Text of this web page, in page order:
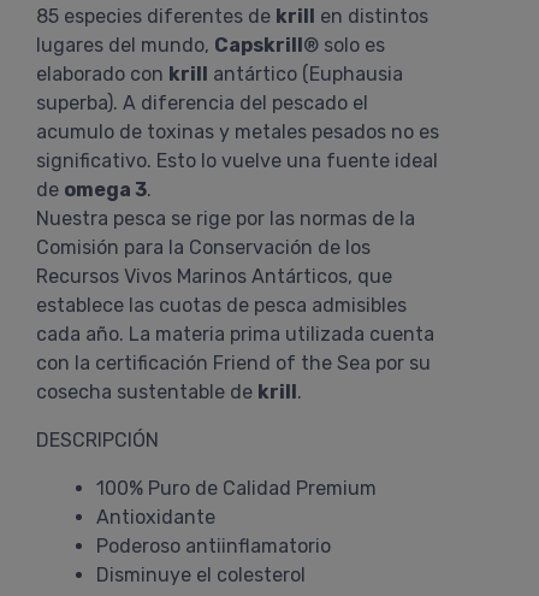
85 especies diferentes de krill en distintos
lugares del mundo, Capskrill® solo es
elaborado con krill antártico (Euphausia
superba). A diferencia del pescado el
acumulo de toxinas y metales pesados no es
significativo. Esto lo vuelve una fuente ideal
de omega 3.
Nuestra pesca se rige por las normas de la
Comisión para la Conservación de los
Recursos Vivos Marinos Antárticos, que
establece las cuotas de pesca admisibles
cada año. La materia prima utilizada cuenta
con la certificación Friend of the Sea por su
cosecha sustentable de krill.
DESCRIPCIÓN
100% Puro de Calidad Premium
Antioxidante
Poderoso antiinflamatorio
Disminuye el colesterol